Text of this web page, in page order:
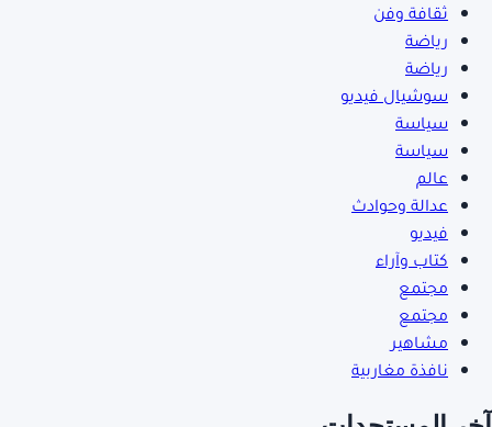
ثقافة وفن
رياضة
رياضة
سوشيال فيديو
سياسة
سياسة
عالم
عدالة وحوادث
فيديو
كتاب وآراء
مجتمع
مجتمع
مشاهير
نافذة مغاربية